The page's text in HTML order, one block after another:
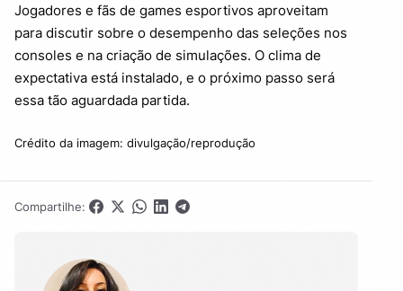
Jogadores e fãs de games esportivos aproveitam
para discutir sobre o desempenho das seleções nos
consoles e na criação de simulações. O clima de
expectativa está instalado, e o próximo passo será
essa tão aguardada partida.
Crédito da imagem: divulgação/reprodução
Compartilhe: